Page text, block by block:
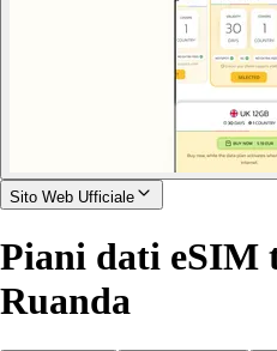
Sito Web Ufficiale
Piani dati eSIM
Ruanda